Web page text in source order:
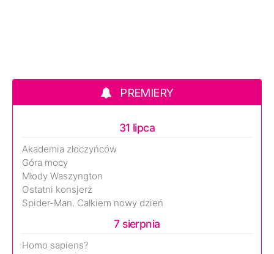
PREMIERY
31 lipca
Akademia złoczyńców
Góra mocy
Młody Waszyngton
Ostatni konsjerż
Spider-Man. Całkiem nowy dzień
7 sierpnia
Homo sapiens?